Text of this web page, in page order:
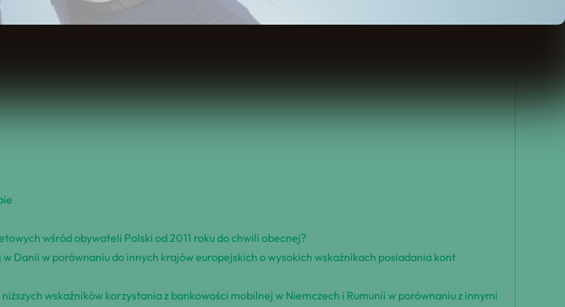
wśród obywateli Polski od 2011 roku do chwili obecnej?
Danii w porównaniu do innych krajów europejskich o wysokich wskaźnikach posiadania kont
wskaźników korzystania z bankowości mobilnej w Niemczech i Rumunii w porównaniu z innymi